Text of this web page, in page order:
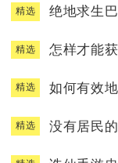
精选 绝地求生
精选 怎样才能
精选
精选 没有居民